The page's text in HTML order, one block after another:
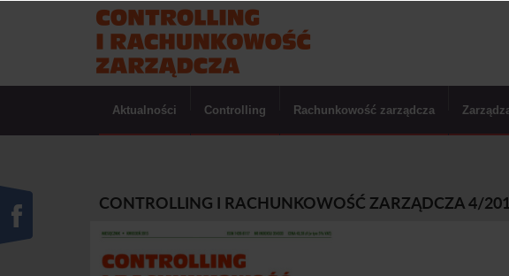
Aktualności Controlling Rachunkowość zarządcza
CONTROLLING I RACHUNKOWOŚĆ ZARZĄDCZA 4/